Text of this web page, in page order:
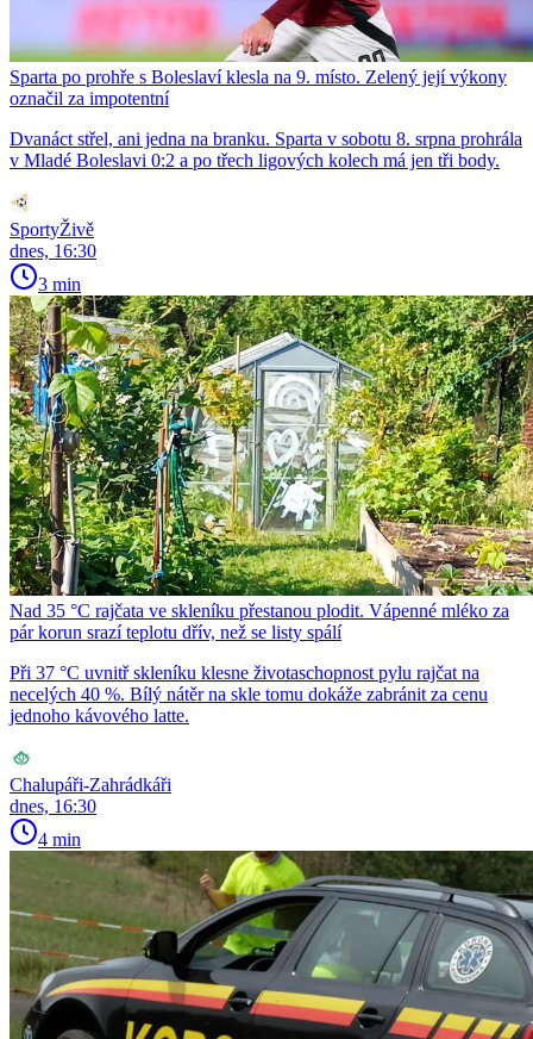
Sparta po prohře s Boleslaví klesla na 9. místo. Zelený její výkony
označil za impotentní
Dvanáct střel, ani jedna na branku. Sparta v sobotu 8. srpna prohrála
v Mladé Boleslavi 0:2 a po třech ligových kolech má jen tři body.
SportyŽivě
dnes, 16:30
3 min
Nad 35 °C rajčata ve skleníku přestanou plodit. Vápenné mléko za
pár korun srazí teplotu dřív, než se listy spálí
Při 37 °C uvnitř skleníku klesne životaschopnost pylu rajčat na
necelých 40 %. Bílý nátěr na skle tomu dokáže zabránit za cenu
jednoho kávového latte.
Chalupáři-Zahrádkáři
dnes, 16:30
4 min